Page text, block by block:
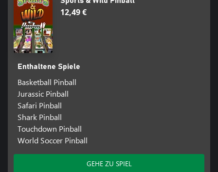
12,49 €
Enthaltene Spiele
Basketball Pinball
Jurassic Pinball
Safari Pinball
Shark Pinball
Touchdown Pinball
World Soccer Pinball
GEHE ZU SPIEL